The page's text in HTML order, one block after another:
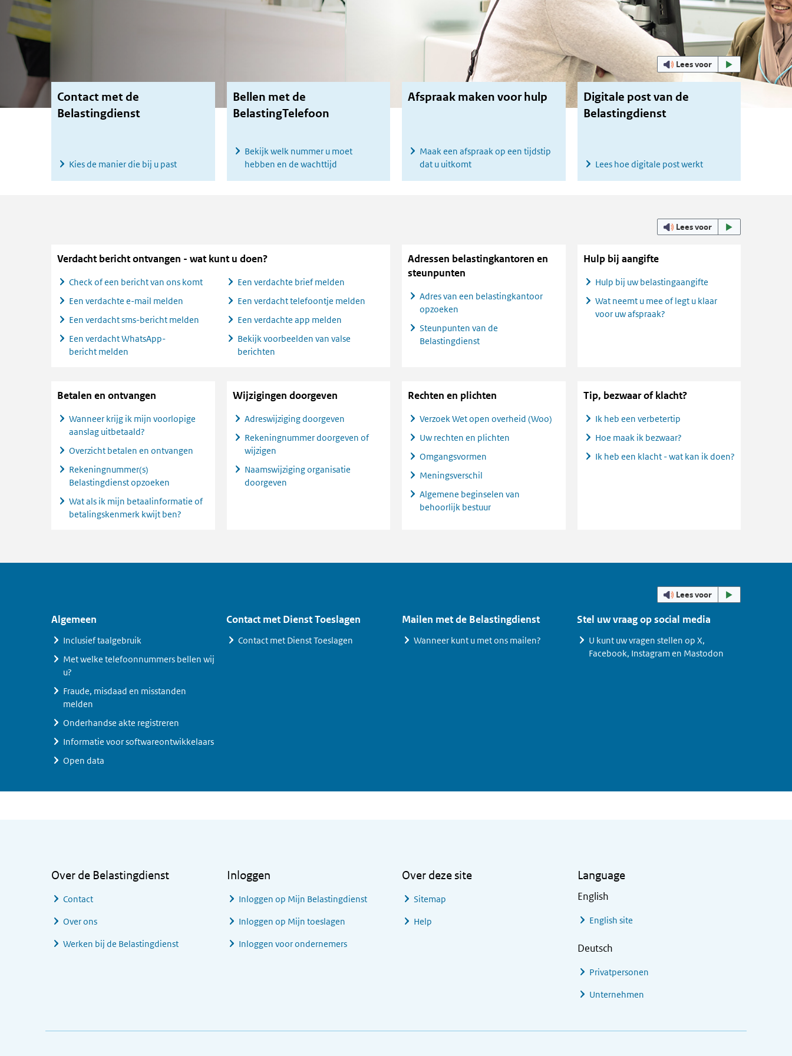
Lees voor Uitgelicht
Contact met de
Belastingdienst
Kies de manier die bij u past
Bellen met de
BelastingTelefoon
Bekijk welk nummer u moet
hebben en de wachttijd
Afspraak maken voor hulp
Maak een afspraak op een tijdstip
dat u uitkomt
Digitale post van de
Belastingdienst
Lees hoe digitale post werkt
Lees voor
Verdacht bericht ontvangen - wat kunt u doen?
Check of een bericht van ons komt
Een verdachte e-mail melden
Een verdacht sms-bericht melden
Een verdacht WhatsApp-
bericht melden
Een verdachte brief melden
Een verdacht telefoontje melden
Een verdachte app melden
Bekijk voorbeelden van valse
berichten
Adressen belastingkantoren en
steunpunten
Adres van een belastingkantoor
opzoeken
Steunpunten van de
Belastingdienst
Hulp bij aangifte
Hulp bij uw belastingaangifte
Wat neemt u mee of legt u klaar
voor uw afspraak?
Betalen en ontvangen
Wanneer krijg ik mijn voorlopige
aanslag uitbetaald?
Overzicht betalen en ontvangen
Rekeningnummer(s)
Belastingdienst opzoeken
Wat als ik mijn betaalinformatie of
betalingskenmerk kwijt ben?
Wijzigingen doorgeven
Adreswijziging doorgeven
Rekeningnummer doorgeven of
wijzigen
Naamswijziging organisatie
doorgeven
Rechten en plichten
Verzoek Wet open overheid (Woo)
Uw rechten en plichten
Omgangsvormen
Meningsverschil
Algemene beginselen van
behoorlijk bestuur
Tip, bezwaar of klacht?
Ik heb een verbetertip
Hoe maak ik bezwaar?
Ik heb een klacht - wat kan ik doen?
Lees voor
Algemeen
Inclusief taalgebruik
Met welke telefoonnummers bellen wij
u?
Fraude, misdaad en misstanden
melden
Onderhandse akte registreren
Informatie voor softwareontwikkelaars
Open data
Contact met Dienst Toeslagen
Contact met Dienst Toeslagen
Mailen met de Belastingdienst
Wanneer kunt u met ons mailen?
Stel uw vraag op social media
U kunt uw vragen stellen op X,
Facebook, Instagram en Mastodon
Over de Belastingdienst
Contact
Over ons
Werken bij de Belastingdienst
Inloggen
Inloggen op Mijn Belastingdienst
Inloggen op Mijn toeslagen
Inloggen voor ondernemers
Over deze site
Sitemap
Help
Language
English
English site
Deutsch
Privatpersonen
Unternehmen